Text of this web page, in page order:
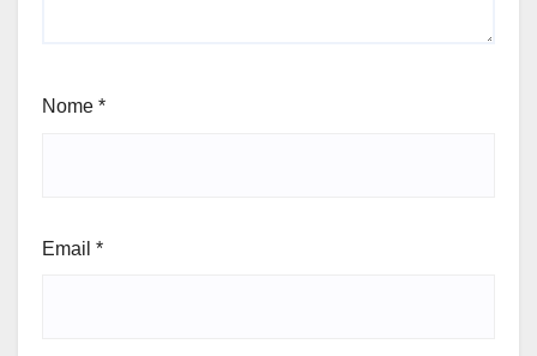
Nome *
Email *